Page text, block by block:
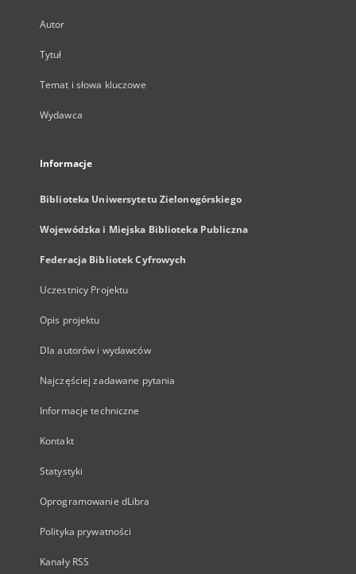
Autor
Tytuł
Temat i słowa kluczowe
Wydawca
Informacje
Biblioteka Uniwersytetu Zielonogórskiego
Wojewódzka i Miejska Biblioteka Publiczna
Federacja Bibliotek Cyfrowych
Uczestnicy Projektu
Opis projektu
Dla autorów i wydawców
Najczęściej zadawane pytania
Informacje techniczne
Kontakt
Statystyki
Oprogramowanie dLibra
Polityka prywatności
Kanały RSS